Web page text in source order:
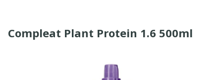
Compleat Plant Protein 1.6 500ml